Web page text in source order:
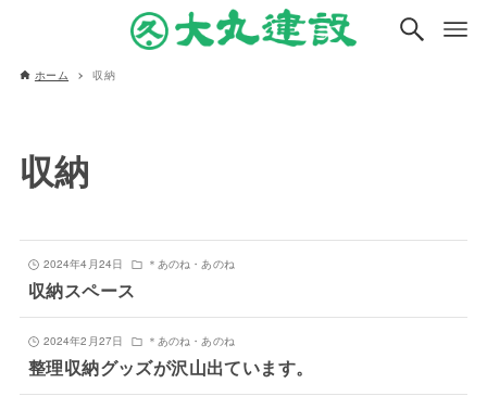
ホーム 収納
収納
2024年4月24日 ＊あのね・あのね
収納スペース
2024年2月27日 ＊あのね・あのね
整理収納グッズが沢山出ています。